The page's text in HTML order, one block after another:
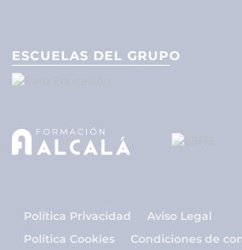
ESCUELAS DEL GRUPO
Política Privacidad
Aviso Legal
Política Cookies
Condiciones de